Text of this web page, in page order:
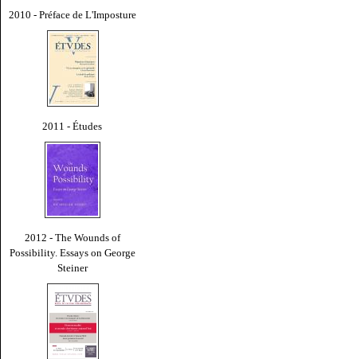
2010 - Préface de L'Imposture
2011 - Études
2012 - The Wounds of
Possibility. Essays on George
Steiner